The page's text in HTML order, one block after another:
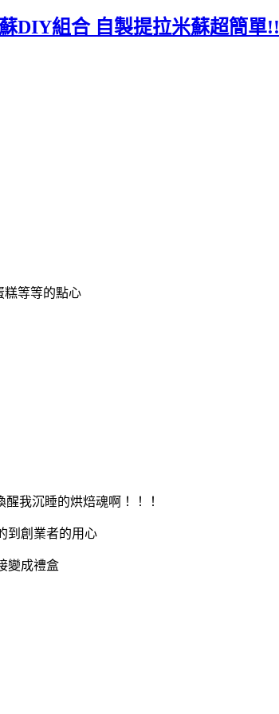
DIY組合 自製提拉米蘇超簡
糕等等的點心
醒我沉睡的烘焙魂啊！！！
到創業者的用心
變成禮盒